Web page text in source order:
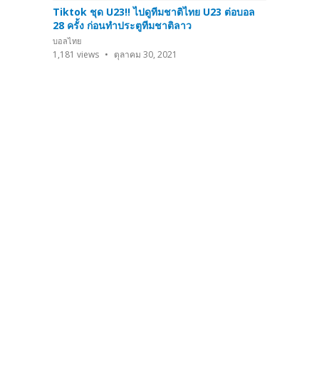
Tiktok ชุด U23!! ไปดูทีมชาติไทย U23 ต่อบอล
28 ครั้ง ก่อนทำประตูทีมชาติลาว
บอลไทย
1,181 views ตุลาคม 30, 2021